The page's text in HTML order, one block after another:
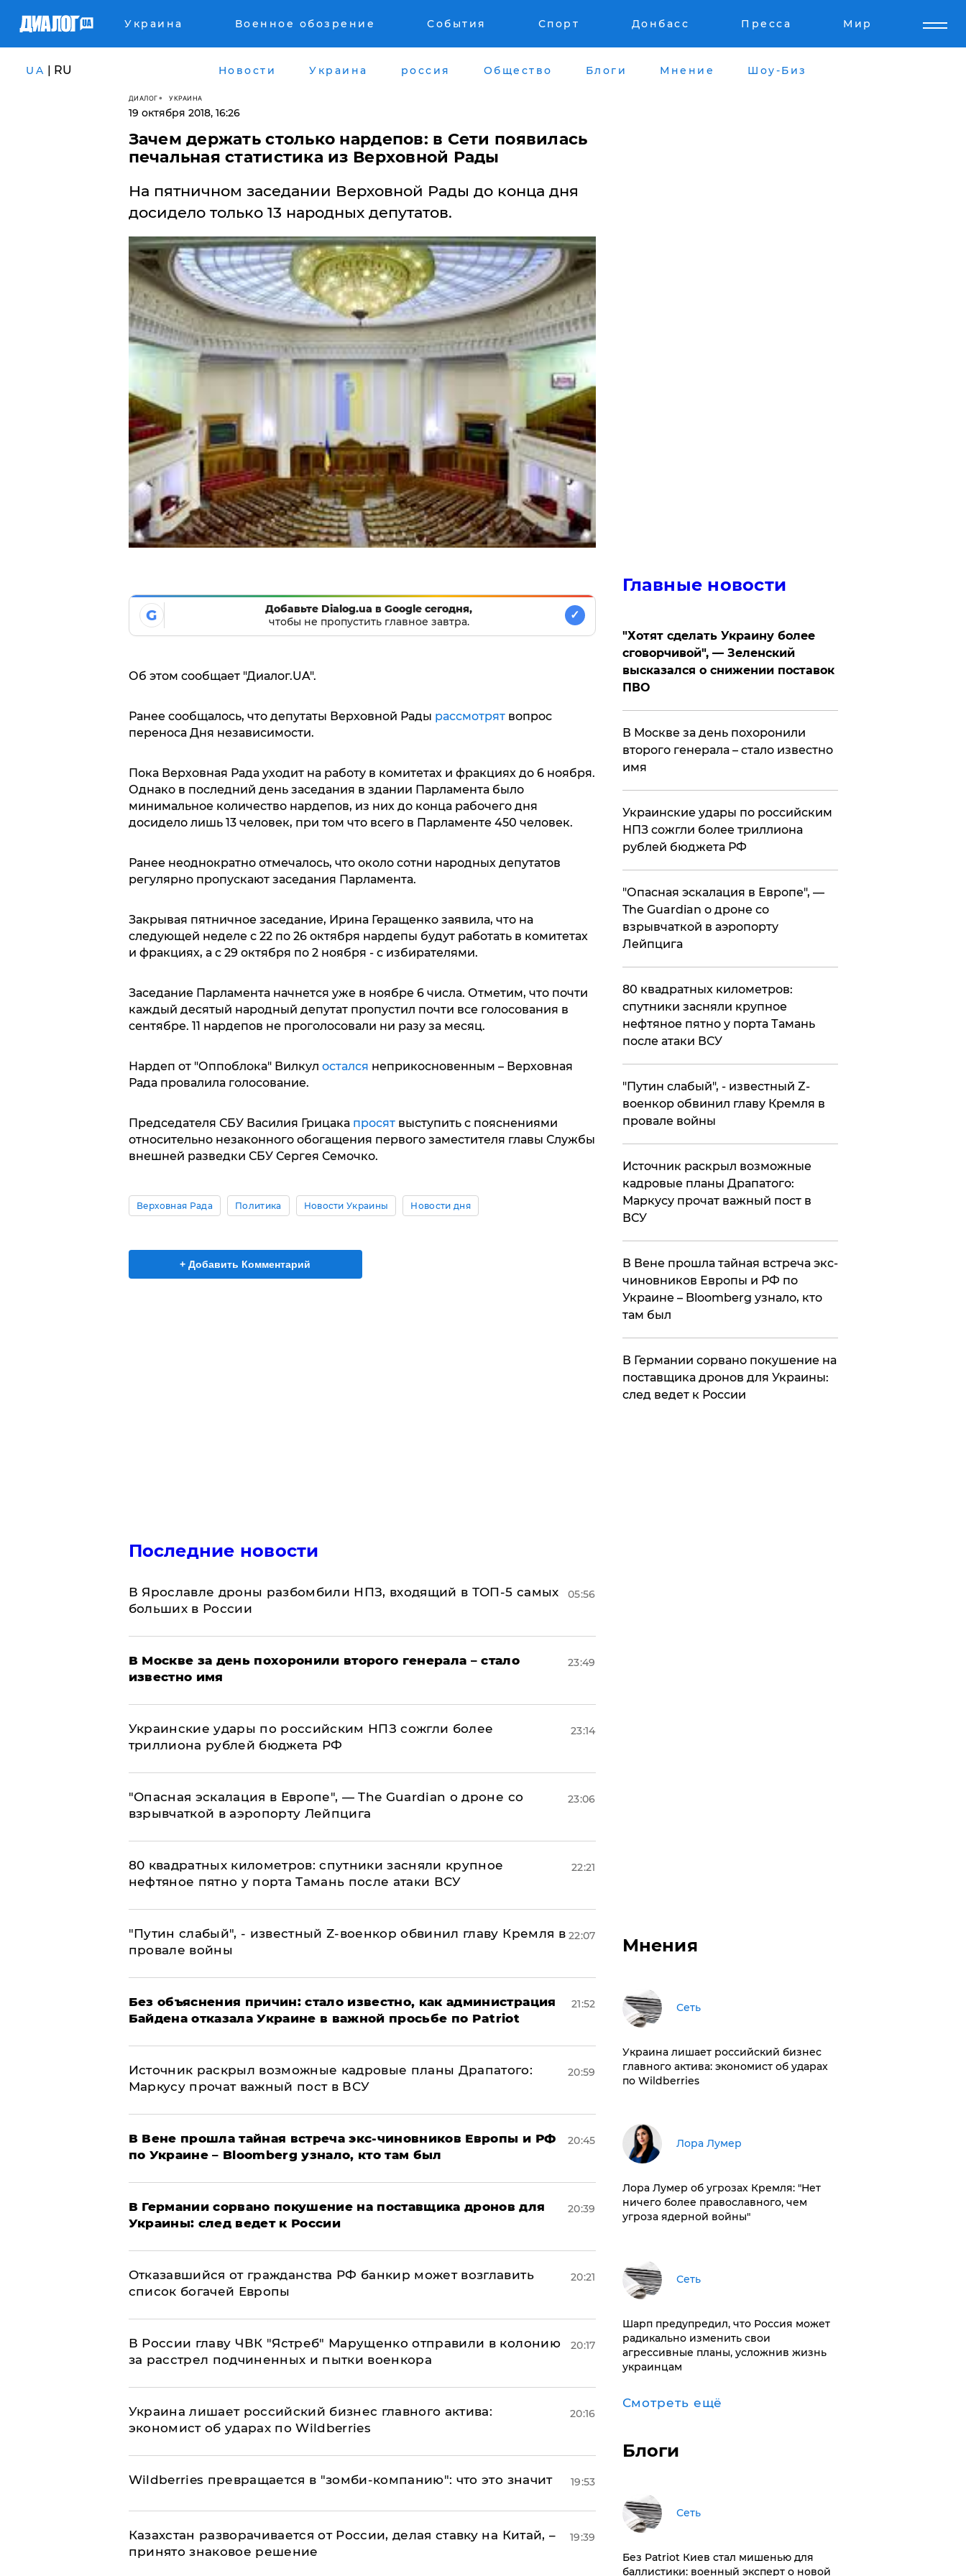
Украина Военное обозрение События Спорт Донбасс Пресса Мир
UA | RU Новости Украина россия Общество Блоги Мнение Шоу-Биз
ДИАЛОГ УКРАИНА
19 октября 2018, 16:26
Зачем держать столько нардепов: в Сети появилась
печальная статистика из Верховной Рады
На пятничном заседании Верховной Рады до конца дня
досидело только 13 народных депутатов.
G
Добавьте Dialog.ua в Google сегодня,
чтобы не пропустить главное завтра.
✓
Об этом сообщает "Диалог.UA".
Ранее сообщалось, что депутаты Верховной Рады рассмотрятвопрос
переноса Дня независимости.
Пока Верховная Рада уходит на работу в комитетах и фракциях до 6 ноября.
Однако в последний день заседания в здании Парламента было
минимальное количество нардепов, из них до конца рабочего дня
досидело лишь 13 человек, при том что всего в Парламенте 450 человек.
Ранее неоднократно отмечалось, что около сотни народных депутатов
регулярно пропускают заседания Парламента.
Закрывая пятничное заседание, Ирина Геращенко заявила, что на
следующей неделе с 22 по 26 октября нардепы будут работать в комитетах
и фракциях, а с 29 октября по 2 ноября - с избирателями.
Заседание Парламента начнется уже в ноябре 6 числа. Отметим, что почти
каждый десятый народный депутат пропустил почти все голосования в
сентябре. 11 нардепов не проголосовали ни разу за месяц.
Нардеп от "Оппоблока" Вилкул остался неприкосновенным – Верховная
Рада провалила голосование.
Председателя СБУ Василия Грицака просятвыступить с пояснениями
относительно незаконного обогащения первого заместителя главы Службы
внешней разведки СБУ Сергея Семочко.
Верховная Рада Политика Новости Украины Новости дня
+ Добавить Комментарий
Последние новости
В Ярославле дроны разбомбили НПЗ, входящий в ТОП-5 самых
больших в России
05:56
В Москве за день похоронили второго генерала – стало
известно имя
23:49
Украинские удары по российским НПЗ сожгли более
триллиона рублей бюджета РФ
23:14
"Опасная эскалация в Европе", — The Guardian о дроне со
взрывчаткой в аэропорту Лейпцига
23:06
80 квадратных километров: спутники засняли крупное
нефтяное пятно у порта Тамань после атаки ВСУ
22:21
​"Путин слабый", - известный Z-военкор обвинил главу Кремля в
провале войны
22:07
Без объяснения причин: стало известно, как администрация
Байдена отказала Украине в важной просьбе по Patriot
21:52
​Источник раскрыл возможные кадровые планы Драпатого:
Маркусу прочат важный пост в ВСУ
20:59
В Вене прошла тайная встреча экс-чиновников Европы и РФ
по Украине – Bloomberg узнало, кто там был
20:45
​В Германии сорвано покушение на поставщика дронов для
Украины: след ведет к России
20:39
Отказавшийся от гражданства РФ банкир может возглавить
список богачей Европы
20:21
В России главу ЧВК "Ястреб" Марущенко отправили в колонию
за расстрел подчиненных и пытки военкора
20:17
​Украина лишает российский бизнес главного актива:
экономист об ударах по Wildberries
20:16
Wildberries превращается в "зомби-компанию": что это значит 19:53
Казахстан разворачивается от России, делая ставку на Китай, –
принято знаковое решение
19:39
Главные новости
​"Хотят сделать Украину более
сговорчивой", — Зеленский
высказался о снижении поставок
ПВО
В Москве за день похоронили
второго генерала – стало известно
имя
Украинские удары по российским
НПЗ сожгли более триллиона
рублей бюджета РФ
"Опасная эскалация в Европе", —
The Guardian о дроне со
взрывчаткой в аэропорту
Лейпцига
80 квадратных километров:
спутники засняли крупное
нефтяное пятно у порта Тамань
после атаки ВСУ
​"Путин слабый", - известный Z-
военкор обвинил главу Кремля в
провале войны
​Источник раскрыл возможные
кадровые планы Драпатого:
Маркусу прочат важный пост в
ВСУ
В Вене прошла тайная встреча экс-
чиновников Европы и РФ по
Украине – Bloomberg узнало, кто
там был
​В Германии сорвано покушение на
поставщика дронов для Украины:
след ведет к России
Мнения
Сеть
​Украина лишает российский бизнес
главного актива: экономист об ударах
по Wildberries
​Лора Лумер
Лора Лумер об угрозах Кремля: "Нет
ничего более православного, чем
угроза ядерной войны"
Сеть
Шарп предупредил, что Россия может
радикально изменить свои
агрессивные планы, усложнив жизнь
украинцам
Смотреть ещё
Блоги
Сеть
​Без Patriot Киев стал мишенью для
баллистики: военный эксперт о новой